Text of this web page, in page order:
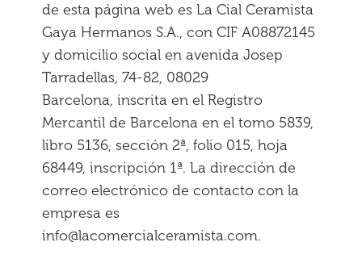
de esta página web es La Cial Ceramista
Gaya Hermanos S.A., con CIF A08872145
y domicilio social en avenida Josep
Tarradellas, 74-82, 08029
Barcelona, inscrita en el Registro
Mercantil de Barcelona en el tomo 5839,
libro 5136, sección 2ª, folio 015, hoja
68449, inscripción 1ª. La dirección de
correo electrónico de contacto con la
empresa es
info@lacomercialceramista.com.